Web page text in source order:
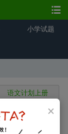
×
小学试题
语文计划上册
英语计划下册